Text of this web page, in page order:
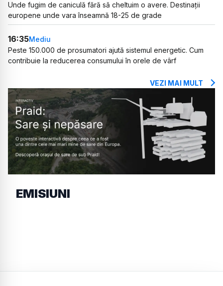
Unde fugim de caniculă fără să cheltuim o avere. Destinații
europene unde vara înseamnă 18-25 de grade
16:35Mediu
Peste 150.000 de prosumatori ajută sistemul energetic. Cum
contribuie la reducerea consumului în orele de vârf
VEZI MAI MULT
EMISIUNI